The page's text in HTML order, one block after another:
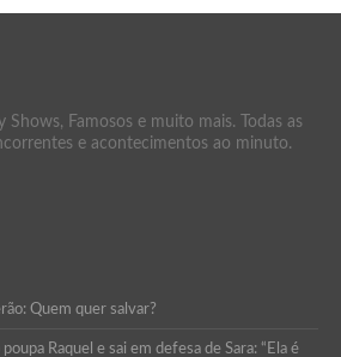
Shows, Famosos e muito mais. Todas as
e acontecimentos ao minuto.
Quem quer salvar?
Raquel e sai em defesa de Sara: “Ela é